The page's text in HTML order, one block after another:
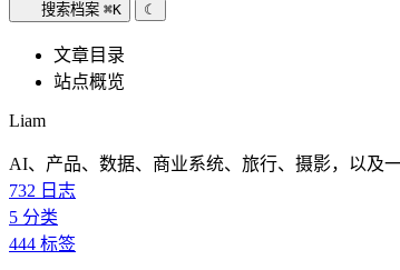
搜索档案 ⌘K ☾
文章目录
站点概览
Liam
AI、产品、数据、商业系统、旅行、摄影，以及
732 日志
5 分类
444 标签